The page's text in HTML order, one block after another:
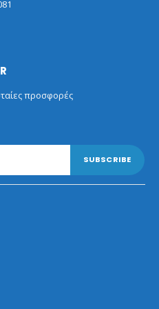
προσφορές